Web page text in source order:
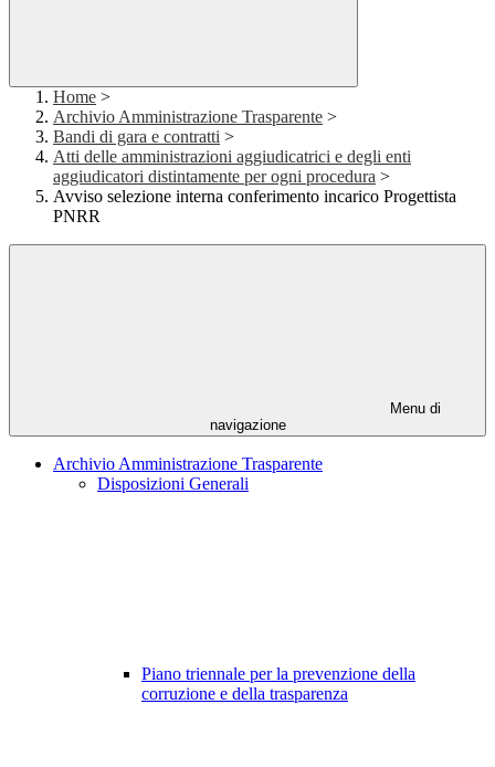
Home >
Archivio Amministrazione Trasparente >
Bandi di gara e contratti >
Atti delle amministrazioni aggiudicatrici e degli enti
aggiudicatori distintamente per ogni procedura >
Avviso selezione interna conferimento incarico Progettista
PNRR
Menu di
navigazione
Archivio Amministrazione Trasparente
Disposizioni Generali
Piano triennale per la prevenzione della
corruzione e della trasparenza